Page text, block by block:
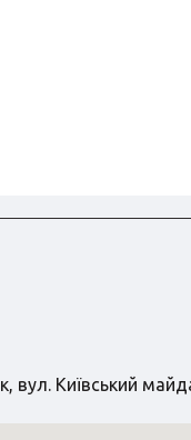
вул. Київський